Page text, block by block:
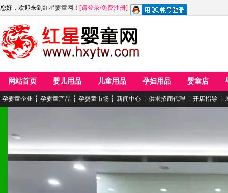
您好，欢迎来到 红星婴童网 ！ [请登录/免费注册]
网站首页 婴儿用品 儿童用品 孕妇用品 婴童店
孕婴童企业 ┆ 孕婴童产品 ┆ 孕婴童市场 ┆ 新闻中心 ┆ 供求招商代理 ┆ 开店指导 ┆